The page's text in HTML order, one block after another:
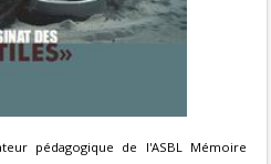
pédagogique de l'ASBL Mémoire